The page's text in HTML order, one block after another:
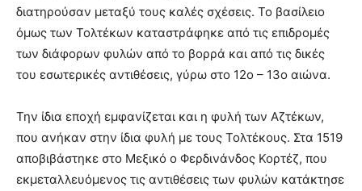
διατηρούσαν μεταξύ τους καλές σχέσεις. Το βασίλειο
όμως των Τολτέκων καταστράφηκε από τις επιδρομές
των διάφορων φυλών από το βορρά και από τις δικές
του εσωτερικές αντιθέσεις, γύρω στο 12ο – 13ο αιώνα.
Την ίδια εποχή εμφανίζεται και η φυλή των Αζτέκων,
που ανήκαν στην ίδια φυλή με τους Τολτέκους. Στα 1519
αποβιβάστηκε στο Μεξικό ο Φερδινάνδος Κορτέζ, που
εκμεταλλευόμενος τις αντιθέσεις των φυλών κατάκτησε